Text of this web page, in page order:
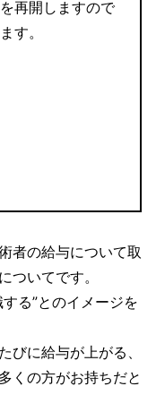
再開しますので
す。
者の給与について取
ついてです。
る”とのイメージを
びに給与が上がる、
くの方がお持ちだと